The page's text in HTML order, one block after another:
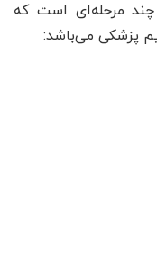
مرحله‌ای است که
پزشکی می‌باشد: